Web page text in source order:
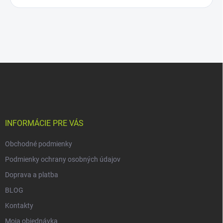
INFORMÁCIE PRE VÁS
Obchodné podmienky
Podmienky ochrany osobných údajov
Doprava a platba
BLOG
Kontakty
Moja objednávka